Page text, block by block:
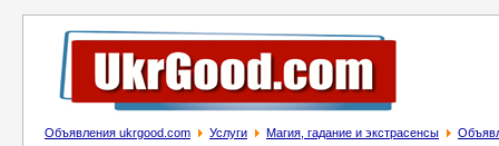
Объявления ukrgood.com Услуги Магия, гадание и экстрасенсы